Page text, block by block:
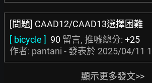
[問題] CAAD12/CAAD13選擇困難
[ bicycle ] 90 留言, 推噓總分: +25
作者: pantani - 發表於 2025/04/11
顯示更多發文>>